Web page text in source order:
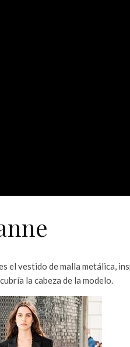
el vestido de malla metálica,
la cabeza de la modelo.